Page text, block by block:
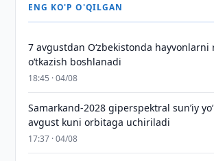
ENG KO'P O'QILGAN
7 avgustdan O‘zbekistonda hayvonlarni
o‘tkazish boshlanadi
18:45 · 04/08
Samarkand-2028 giperspektral sun’iy
avgust kuni orbitaga uchiriladi
17:37 · 04/08